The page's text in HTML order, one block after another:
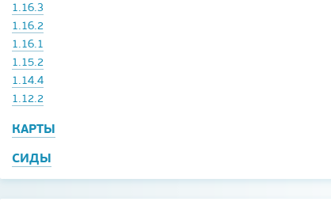
1.16.3
1.16.2
1.16.1
1.15.2
1.14.4
1.12.2
КАРТЫ
СИДЫ